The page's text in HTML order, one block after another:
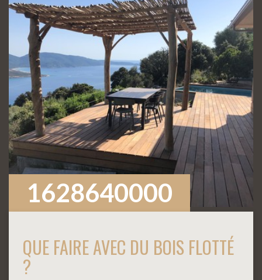
1628640000
QUE FAIRE AVEC DU BOIS FLOTTÉ
?